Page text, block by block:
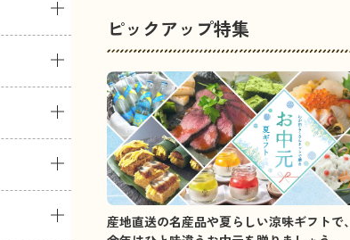
ピックアップ特集
産地直送の名産品や夏らしい涼味ギフトで、